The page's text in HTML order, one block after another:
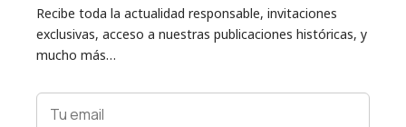
Recibe toda la actualidad responsable, invitaciones
exclusivas, acceso a nuestras publicaciones históricas, y
mucho más…